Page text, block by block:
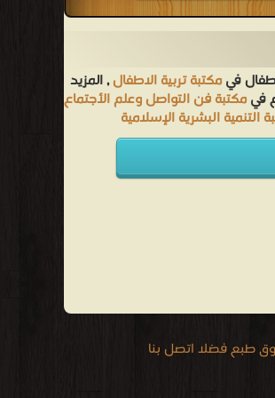
فيمكتبة تربية الاطفال, المزيد
فيمكتبة فن التواصل وعلم الأجتماع
التنمية البشرية الإسلامية
طبع فضلا اتصل بنا